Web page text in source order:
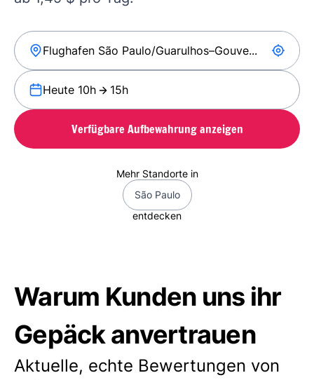
Heute 10h 15h
Verfügbare Aufbewahrung anzeigen
Mehr Standorte in
São Paulo
entdecken
Warum Kunden uns ihr
Gepäck anvertrauen
Aktuelle, echte Bewertungen von